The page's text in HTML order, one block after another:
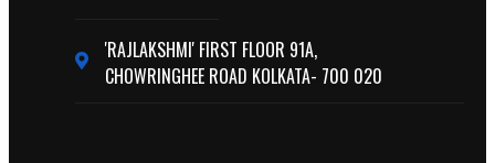
'RAJLAKSHMI' FIRST FLOOR 91A,
CHOWRINGHEE ROAD KOLKATA- 700 020